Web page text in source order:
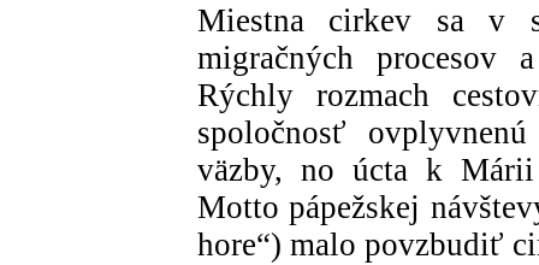
Miestna cirkev sa v
migračných procesov
Rýchly rozmach
spoločnosť
väzby, no úcta k
Motto pápežskej
hore“) malo povzbudiť